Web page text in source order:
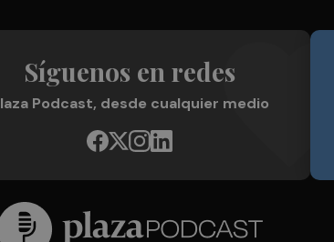
Síguenos en redes
Podcast, desde cualquier medio